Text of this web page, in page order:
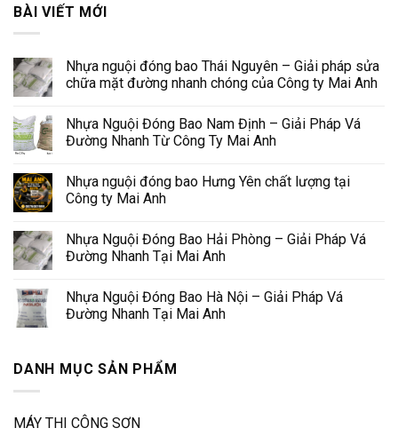
BÀI VIẾT MỚI
Nhựa nguội đóng bao Thái Nguyên – Giải pháp sửa
chữa mặt đường nhanh chóng của Công ty Mai Anh
Nhựa Nguội Đóng Bao Nam Định – Giải Pháp Vá
Đường Nhanh Từ Công Ty Mai Anh
Nhựa nguội đóng bao Hưng Yên chất lượng tại
Công ty Mai Anh
Nhựa Nguội Đóng Bao Hải Phòng – Giải Pháp Vá
Đường Nhanh Tại Mai Anh
Nhựa Nguội Đóng Bao Hà Nội – Giải Pháp Vá
Đường Nhanh Tại Mai Anh
DANH MỤC SẢN PHẨM
MÁY THI CÔNG SƠN